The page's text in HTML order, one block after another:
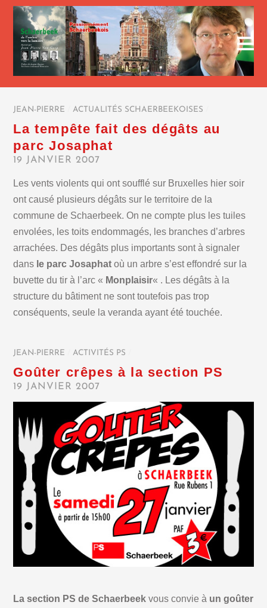
JEAN-PIERRE ACTUALITÉS SCHAERBEEKOISES
La tempête fait des dégâts au
parc Josaphat
19 JANVIER 2007
Les vents violents qui ont soufflé sur Bruxelles hier soir
ont causé plusieurs dégâts sur le territoire de la
commune de Schaerbeek. On ne compte plus les tuiles
envolées, les toits endommagés, les branches d’arbres
arrachées. Des dégâts plus importants sont à signaler
dans le parc Josaphat où un arbre s’est effondré sur la
buvette du tir à l’arc « Monplaisir« . Les dégâts à la
structure du bâtiment ne sont toutefois pas trop
conséquents, seule la veranda ayant été touchée.
JEAN-PIERRE ACTIVITÉS PS
Goûter crêpes à la section PS
19 JANVIER 2007
La section PS de Schaerbeek vous convie à un goûter